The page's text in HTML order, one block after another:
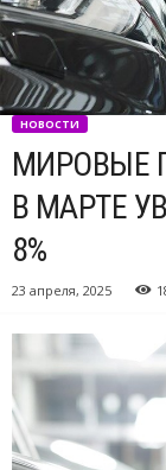
НОВОСТИ
МИРОВЫЕ
В МАРТЕ
8%
23 апреля, 2025